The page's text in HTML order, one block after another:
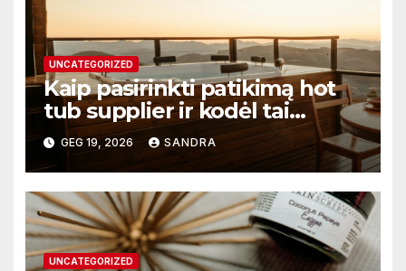
UNCATEGORIZED
Kaip pasirinkti patikimą hot
tub supplier ir kodėl tai
svarbu?
GEG 19, 2026 SANDRA
UNCATEGORIZED